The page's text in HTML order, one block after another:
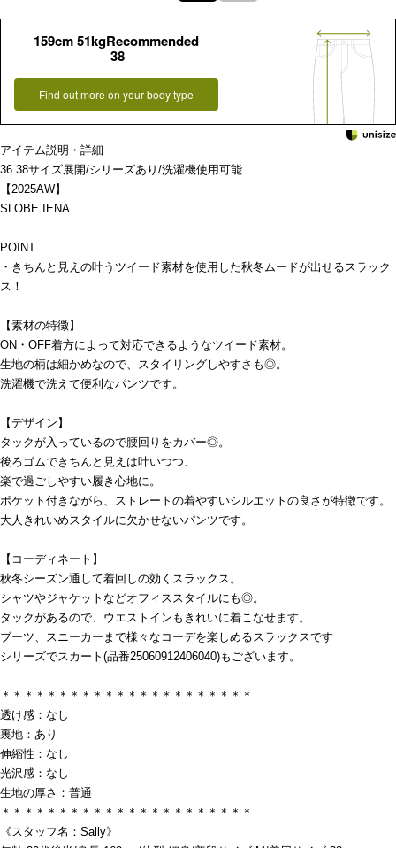
159cm 51kgRecommended
38
Find out more on your body type
アイテム説明・詳細
36.38サイズ展開/シリーズあり/洗濯機使用可能
【2025AW】
SLOBE IENA
POINT
・きちんと見えの叶うツイード素材を使用した秋冬ムードが出せるスラック
ス！
【素材の特徴】
ON・OFF着方によって対応できるようなツイード素材。
生地の柄は細かめなので、スタイリングしやすさも◎。
洗濯機で洗えて便利なパンツです。
【デザイン】
タックが入っているので腰回りをカバー◎。
後ろゴムできちんと見えは叶いつつ、
楽で過ごしやすい履き心地に。
ポケット付きながら、ストレートの着やすいシルエットの良さが特徴です。
大人きれいめスタイルに欠かせないパンツです。
【コーディネート】
秋冬シーズン通して着回しの効くスラックス。
シャツやジャケットなどオフィススタイルにも◎。
タックがあるので、ウエストインもきれいに着こなせます。
ブーツ、スニーカーまで様々なコーデを楽しめるスラックスです
シリーズでスカート(品番25060912406040)もございます。
＊＊＊＊＊＊＊＊＊＊＊＊＊＊＊＊＊＊＊＊＊＊
透け感：なし
裏地：あり
伸縮性：なし
光沢感：なし
生地の厚さ：普通
＊＊＊＊＊＊＊＊＊＊＊＊＊＊＊＊＊＊＊＊＊＊
《スタッフ名：Sally》